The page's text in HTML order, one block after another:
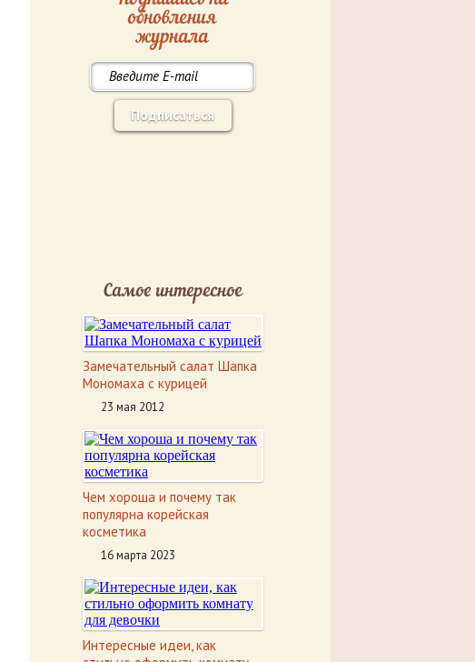
обновления
журнала
Подписаться
Самое интересное
Замечательный салат Шапка
Мономаха с курицей
23 мая 2012
Чем хороша и почему так
популярна корейская
косметика
16 марта 2023
Интересные идеи, как